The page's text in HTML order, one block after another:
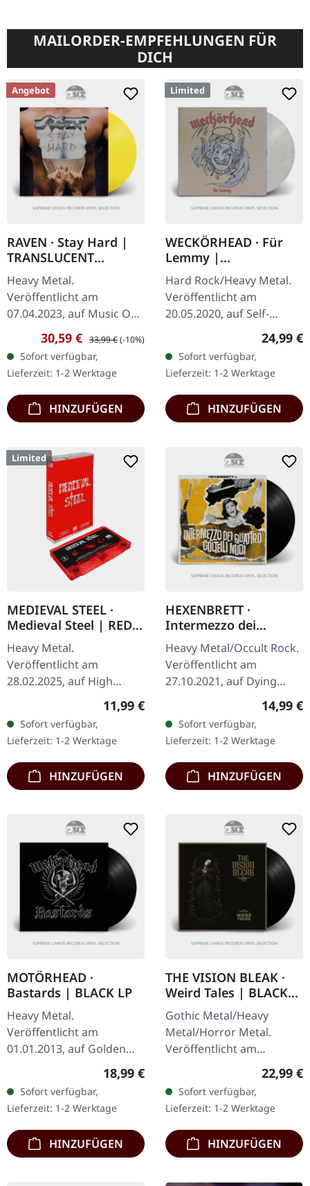
MAILORDER-EMPFEHLUNGEN FÜR
DICH
Angebot
RAVEN · Stay Hard |
TRANSLUCENT
YELLOW LP
Heavy Metal.
Veröffentlicht am
07.04.2023, auf Music On
Vinyl. Transparent-gelbes
Vinyl. Ravens drittes
Studioalbum "Stay Hard"
von 1985 markiert…
Verkaufspreis:
30,59 € Regulärer Preis:
33,99 €(-10%)
Sofort verfügbar,
Lieferzeit: 1-2 Werktage
HINZUFÜGEN
Limited
WECKÖRHEAD · Für
Lemmy |
WHITE/BLACK LP
Hard Rock/Heavy Metal.
Veröffentlicht am
20.05.2020, auf Self-
Released. Weiß/schwarz
marmoriertes Vinyl inkl.
Sticker im Gatefold-Cover
mit…
24,99 €
Sofort verfügbar,
Lieferzeit: 1-2 Werktage
HINZUFÜGEN
Limited
MEDIEVAL STEEL ·
Medieval Steel | RED
TAPE
Heavy Metal.
Veröffentlicht am
28.02.2025, auf High
Schraubenkassette, 2-
Panel-Coverkarte,
gemastert von Patrick W.
Engel bei Temple…
Regulärer Preis:
11,99 €
Sofort verfügbar,
Lieferzeit: 1-2 Werktage
HINZUFÜGEN
HEXENBRETT ·
Intermezzo dei
quattro coltelli nudi |
BLACK LP
Heavy Metal/Occult Rock.
Veröffentlicht am
27.10.2021, auf Dying
Victims Productions.
Schwarzes Vinyl mit
Insert, Poster, Sticker,
Postkarte und…
14,99 €
Sofort verfügbar,
Lieferzeit: 1-2 Werktage
HINZUFÜGEN
MOTÖRHEAD ·
Bastards | BLACK LP
Heavy Metal.
Veröffentlicht am
01.01.2013, auf Golden
Core. Schwarzes Vinyl im
Standard-Cover. Roh,
kompromisslos und
absolut vernichtend –…
Regulärer Preis:
18,99 €
Sofort verfügbar,
Lieferzeit: 1-2 Werktage
HINZUFÜGEN
THE VISION BLEAK ·
Weird Tales | BLACK
LP
Gothic Metal/Heavy
Metal/Horror Metal.
Veröffentlicht am
12.04.2024, auf Prophecy
Productions. Gatefold-LP
(schwarzes Vinyl) mit
gefütterten…
22,99 €
Sofort verfügbar,
Lieferzeit: 1-2 Werktage
HINZUFÜGEN